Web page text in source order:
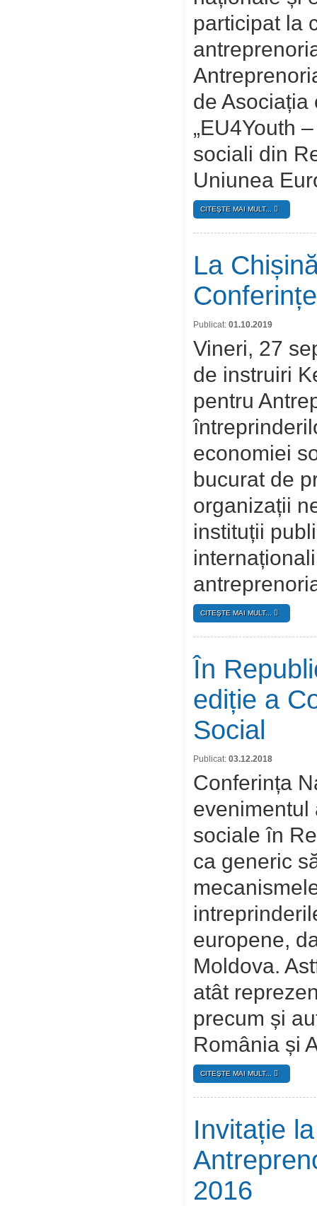
participat la
de
„EU4Youth
sociali din
Uniunea
CITEŞTE MAI MULT...
La
Publicat: 01.10.2019
Vineri, 27
de instruiri
pentru
economiei
bucurat de
organizații
instituții
CITEŞTE MAI MULT...
În
ediție a
Social
Publicat: 03.12.2018
Conferința
evenimentul
sociale în
ca generic
europene,
Moldova.
atât
precum și
România și
CITEŞTE MAI MULT...
Invitație
2016